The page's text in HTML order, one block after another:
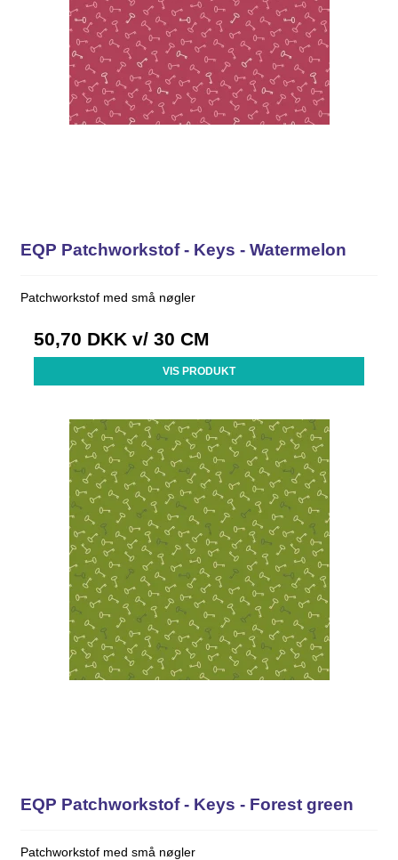
EQP Patchworkstof - Keys - Watermelon
Patchworkstof med små nøgler
50,70 DKK v/ 30 CM
VIS PRODUKT
EQP Patchworkstof - Keys - Forest green
Patchworkstof med små nøgler